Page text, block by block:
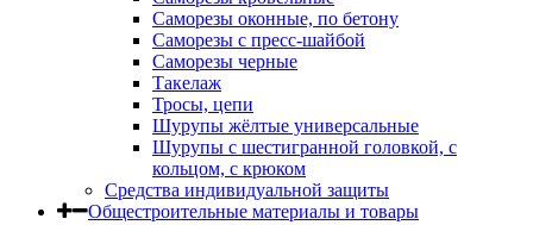
Саморезы оконные, по бетону
Саморезы с пресс-шайбой
Саморезы черные
Такелаж
Тросы, цепи
Шурупы жёлтые универсальные
Шурупы с шестигранной головкой, с
кольцом, с крюком
Средства индивидуальной защиты
Общестроительные материалы и товары